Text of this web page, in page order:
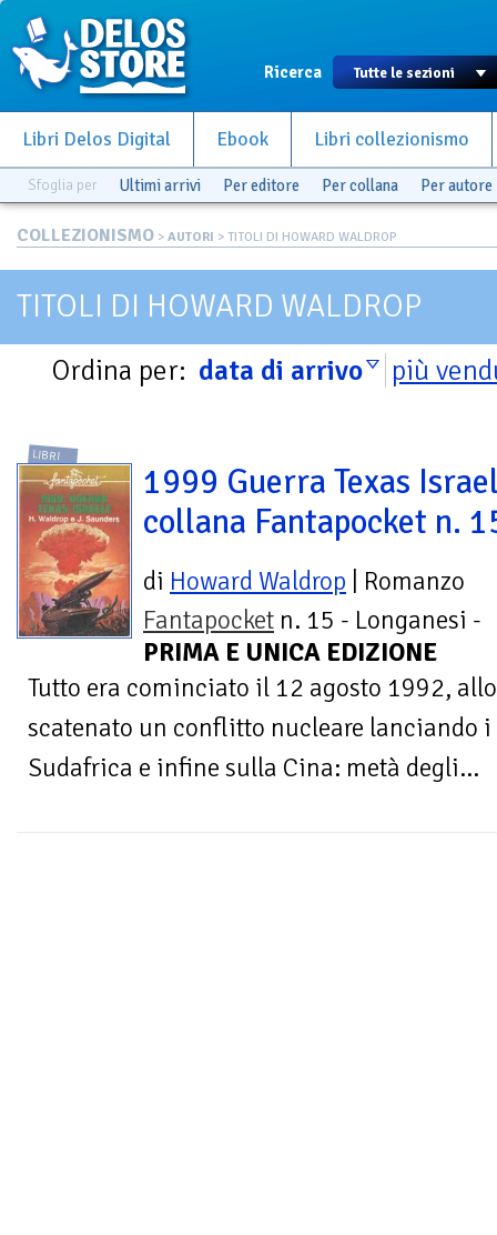
Ricerca
Libri Delos Digital Ebook Libri collezionismo
Sfoglia per Ultimi arrivi Per editore Per collana Per autore
COLLEZIONISMO > AUTORI > TITOLI DI HOWARD WALDROP
TITOLI DI HOWARD WALDROP
Ordina per: data di arrivo più
LIBRI
1999 Guerra Texas
collana Fantapocket n.
di Howard Waldrop | Romanzo
Fantapocket n. 15 - Longanesi -
PRIMA E UNICA EDIZIONE
Tutto era cominciato il 12 agosto 1992,
scatenato un conflitto nucleare lanciando
Sudafrica e infine sulla Cina: metà degli...